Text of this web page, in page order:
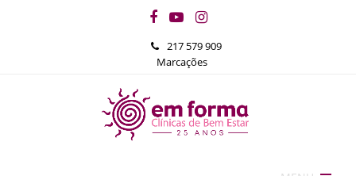
Facebook
YouTubeInstagram
217 579 909
Marcações